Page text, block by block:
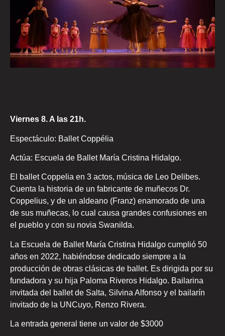
Viernes 8. A las 21h.
Espectáculo: Ballet Coppélia
Actúa: Escuela de Ballet María Cristina Hidalgo.
El ballet Coppelia en 3 actos, música de Leo Delibes.
Cuenta la historia de un fabricante de muñecos Dr.
Coppelius, y de un aldeano (Franz) enamorado de una
de sus muñecas, lo cual causa grandes confusiones en
el pueblo y con su novia Swanilda.
La Escuela de Ballet María Cristina Hidalgo cumplió 50
años en 2022, habiéndose dedicado siempre a la
producción de obras clásicas de ballet. Es dirigida por su
fundadora y su hija Paloma Riveros Hidalgo. Bailarina
invitada del ballet de Salta, Silvina Alfonso y el bailarín
invitado de la UNCuyo, Renzo Rivera.
La entrada general tiene un valor de $3000